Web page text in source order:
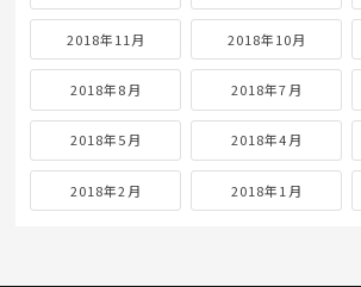
2018年11月 2018年10月
2018年8月 2018年7月
2018年5月 2018年4月
2018年2月 2018年1月